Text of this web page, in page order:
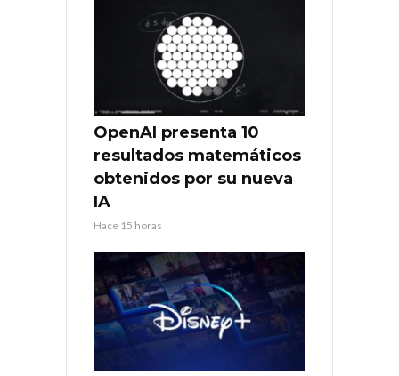
OpenAI presenta 10
resultados matemáticos
obtenidos por su nueva
IA
Hace 15 horas